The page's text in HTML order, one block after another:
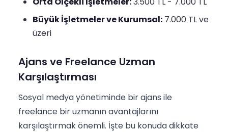
Büyük İşletmeler ve Kurumsal: 7.000 TL ve
üzeri
Ajans ve Freelance Uzman
Karşılaştırması
Sosyal medya yönetiminde bir ajans ile
freelance bir uzmanın avantajlarını
karşılaştırmak önemli. İşte bu konuda dikkate